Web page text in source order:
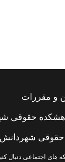
و مقررات
حقوقی
حقوقی شهردانش
های اجتماعی دنبال